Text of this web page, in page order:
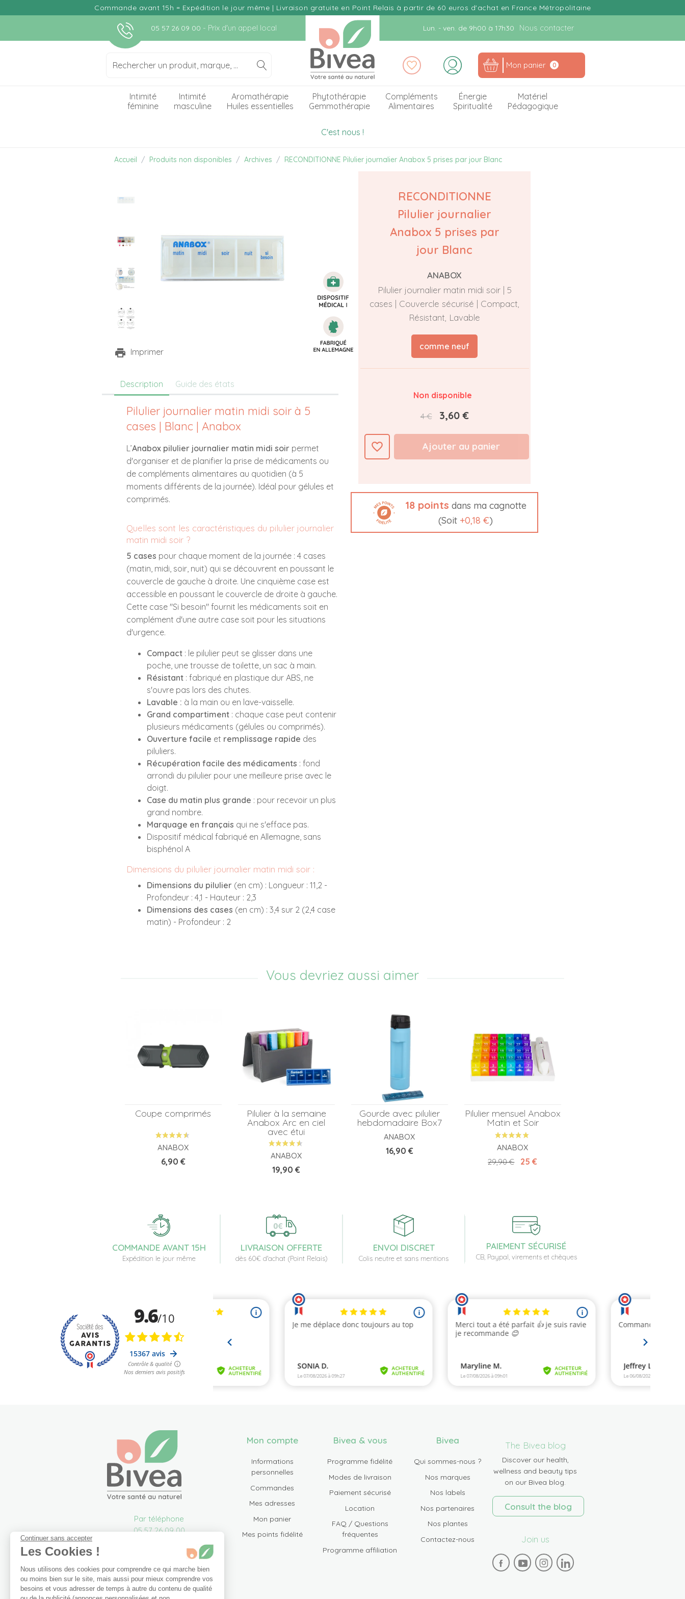
Commande avant 15h = Expédition le jour même | Livraison gratuite en Point Relais à partir de 60 euros d'achat en France Métropolitaine
05 57 26 09 00 - Prix d'un appel local Lun. - ven. de 9h00 à 17h30 Nous contacter
Mon panier 0
Intimité
féminine
Intimité
masculine
Aromathérapie
Huiles essentielles
Phytothérapie
Gemmothérapie
Compléments
Alimentaires
Énergie
Spiritualité
Matériel
Pédagogique
C'est nous !
Accueil Produits non disponibles Archives RECONDITIONNE Pilulier journalier Anabox 5 prises par jour Blanc
Imprimer
RECONDITIONNE
Pilulier journalier
Anabox 5 prises par
jour Blanc
ANABOX
Pilulier journalier matin midi soir | 5
cases | Couvercle sécurisé | Compact,
Résistant, Lavable
comme neuf
Non disponible
4 € 3,60 €
favorite_border Ajouter au panier
18points dans ma cagnotte
(Soit +0,18 €)
Description Guide des états
Pilulier journalier matin midi soir à 5
cases | Blanc | Anabox
L’Anabox pilulier journalier matin midi soir permet
d'organiser et de planifier la prise de médicaments ou
de compléments alimentaires au quotidien (à 5
moments différents de la journée). Idéal pour gélules et
comprimés.
Quelles sont les caractéristiques du pilulier journalier
matin midi soir ?
5 cases pour chaque moment de la journée : 4 cases
(matin, midi, soir, nuit) qui se découvrent en poussant le
couvercle de gauche à droite. Une cinquième case est
accessible en poussant le couvercle de droite à gauche.
Cette case "Si besoin" fournit les médicaments soit en
complément d'une autre case soit pour les situations
d'urgence.
Compact : le pilulier peut se glisser dans une
poche, une trousse de toilette, un sac à main.
Résistant : fabriqué en plastique dur ABS, ne
s'ouvre pas lors des chutes.
Lavable : à la main ou en lave-vaisselle.
Grand compartiment : chaque case peut contenir
plusieurs médicaments (gélules ou comprimés).
Ouverture facile et remplissage rapide des
piluliers.
Récupération facile des médicaments : fond
arrondi du pilulier pour une meilleure prise avec le
doigt.
Case du matin plus grande : pour recevoir un plus
grand nombre.
Marquage en français qui ne s'efface pas.
Dispositif médical fabriqué en Allemagne, sans
bisphénol A
Dimensions du pilulier journalier matin midi soir :
Dimensions du pilulier (en cm) : Longueur : 11,2 -
Profondeur : 4,1 - Hauteur : 2,3
Dimensions des cases (en cm) : 3,4 sur 2 (2,4 case
matin) - Profondeur : 2
Vous devriez aussi aimer
Coupe comprimés
ANABOX
Prix
6,90 €
Pilulier à la semaine
Anabox Arc en ciel
avec étui
ANABOX
Prix
19,90 €
Gourde avec pilulier
hebdomadaire Box7
ANABOX
Prix
16,90 €
Pilulier mensuel Anabox
Matin et Soir
ANABOX
Prix de base
29,90 € Prix
25 €
COMMANDE AVANT 15H
Expédition le jour même
LIVRAISON OFFERTE
dès 60€ d'achat (Point Relais)
ENVOI DISCRET
Colis neutre et sans mentions
PAIEMENT SÉCURISÉ
CB, Paypal, virements et chèques
Par téléphone
05 57 26 09 00
info@bivea.com
6 rue du Solarium
33170 Gradignan
France Métropolitaine
Du lundi au vendredi de
Mon compte
Informations
personnelles
Commandes
Mes adresses
Mon panier
Mes points fidélité
Bivea & vous
Programme fidélité
Modes de livraison
Paiement sécurisé
Location
FAQ / Questions
fréquentes
Programme affiliation
Bivea
Qui sommes-nous ?
Nos marques
Nos labels
Nos partenaires
Nos plantes
Contactez-nous
The Bivea blog
Discover our health,
wellness and beauty tips
on our Bivea blog.
Consult the blog
Join us
Continuer sans accepter
Les Cookies !
Nous utilisons des cookies pour comprendre ce qui marche bien
ou moins bien sur le site, mais aussi pour mieux comprendre vos
besoins et vous adresser de temps à autre du contenu de qualité